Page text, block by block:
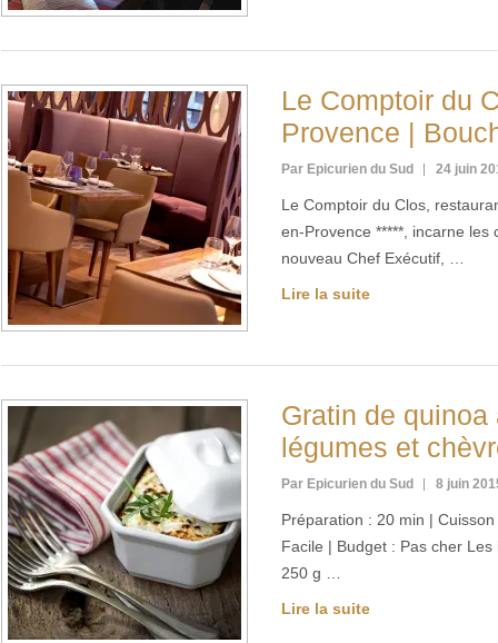
Le Comptoir du
Provence |
Par Epicurien du Sud 24 juin
Le Comptoir du Clos,
en-Provence *****, incarne les
nouveau Chef Exécutif, …
Lire la suite
Gratin de quinoa
légumes et
Par Epicurien du Sud 8 juin
Préparation : 20 min |
Facile | Budget : Pas cher
250 g …
Lire la suite